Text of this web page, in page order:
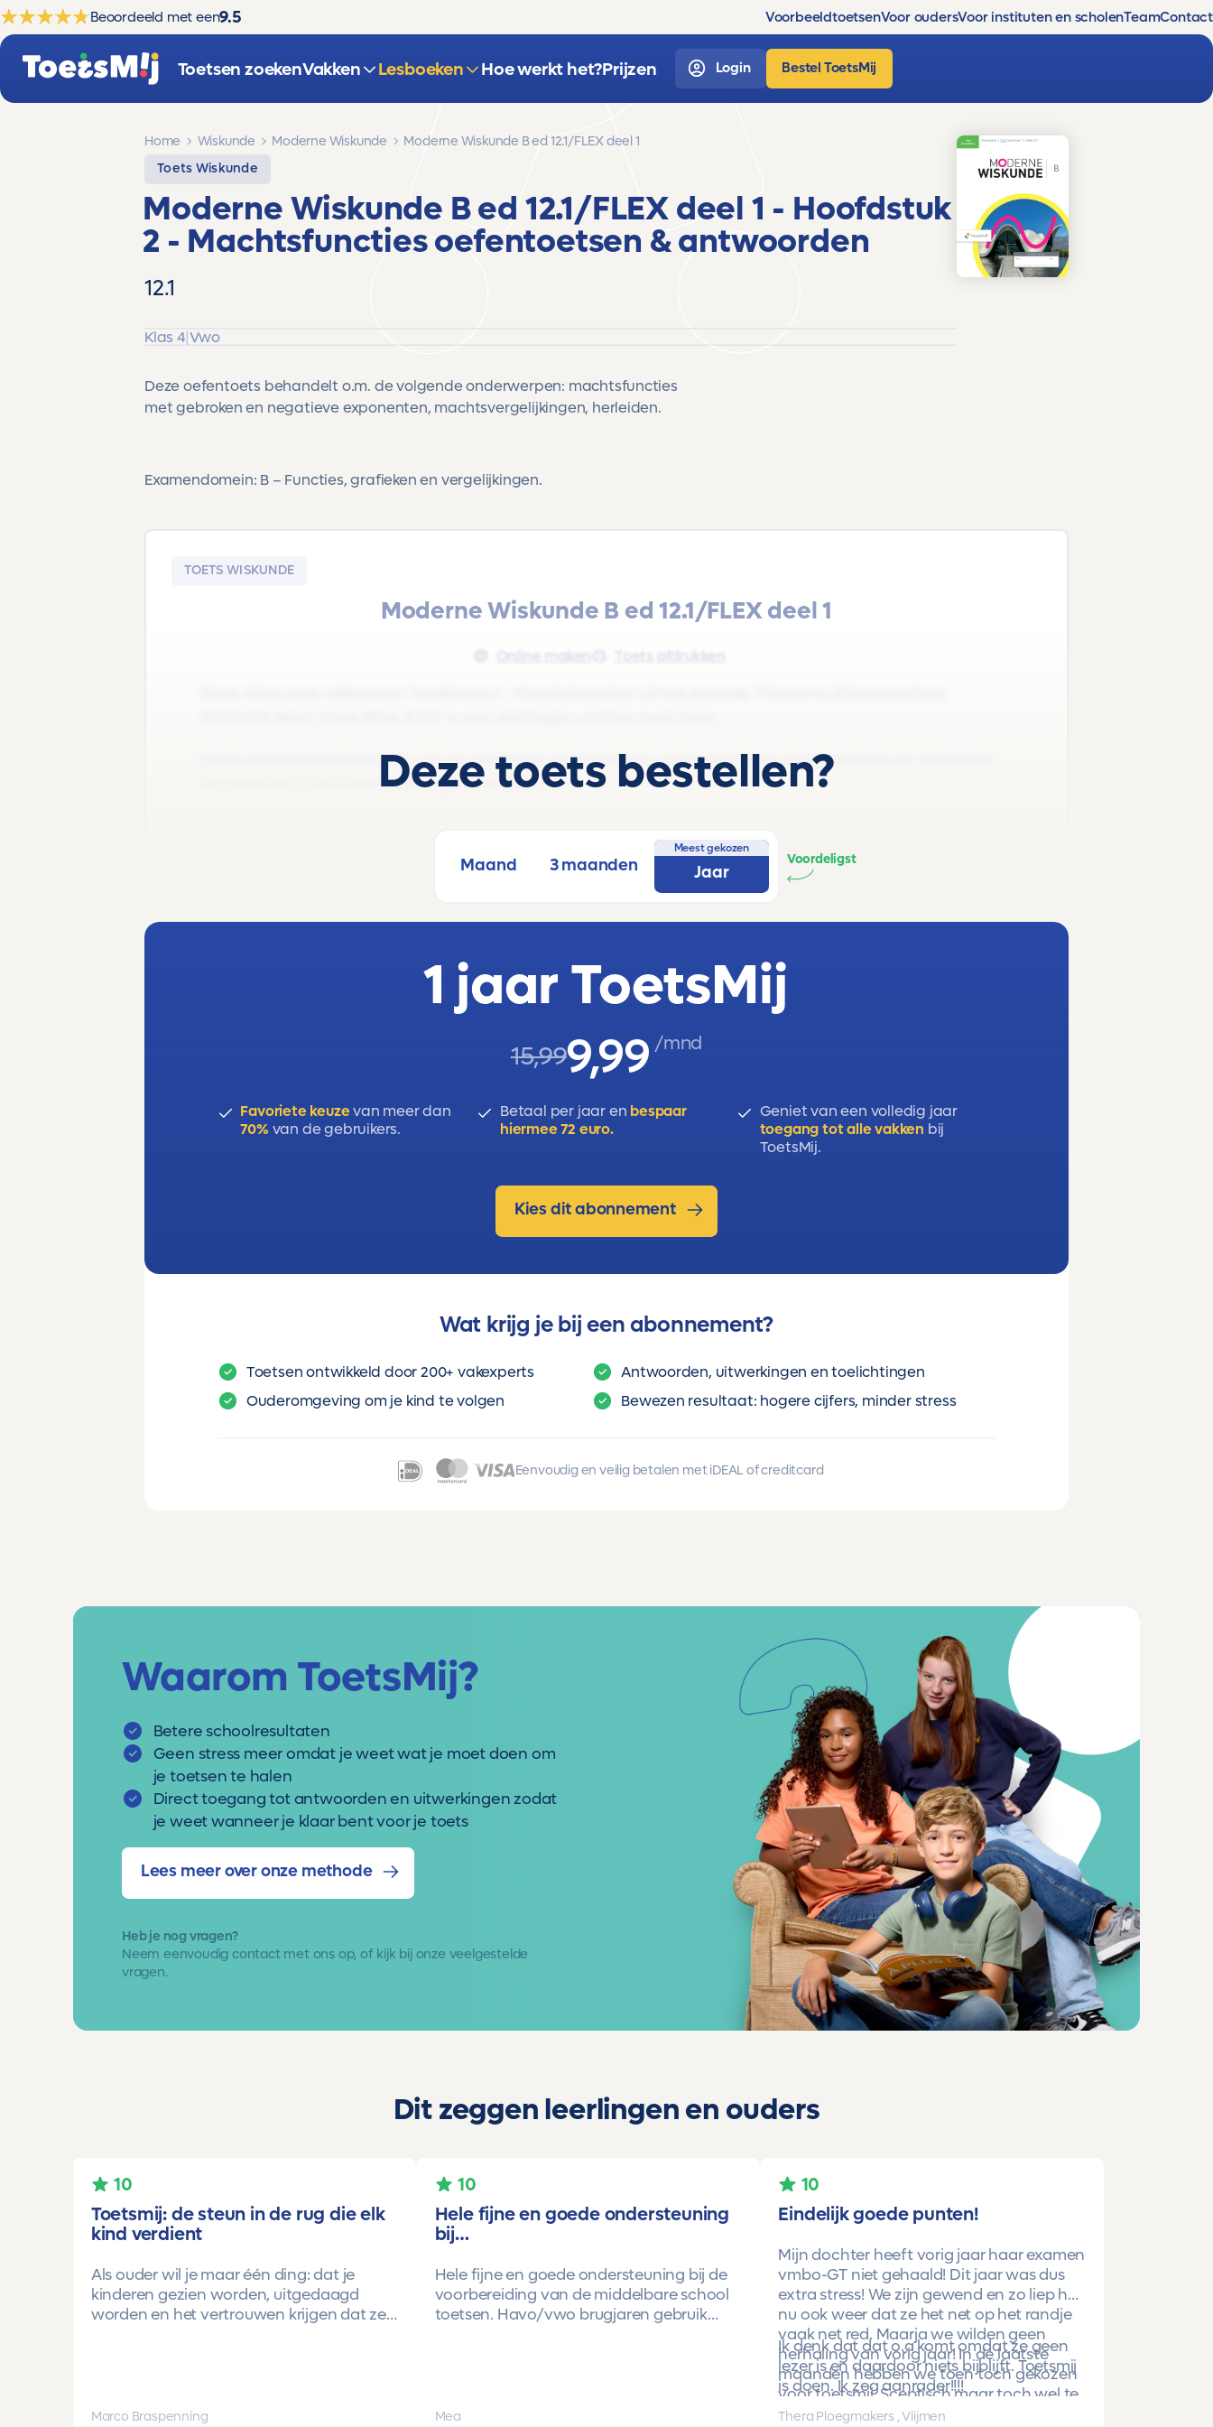
Beoordeeld met een9.5 VoorbeeldtoetsenVoor oudersVoor instituten en scholenTeamContact
Toetsen zoekenVakken Lesboeken Hoe werkt het?Prijzen Login Bestel ToetsMij
Home Wiskunde Moderne Wiskunde
Moderne Wiskunde B ed 12.1/FLEX deel 1
Toets Wiskunde
Moderne Wiskunde B ed 12.1/FLEX deel 1 - Hoofdstuk
2 - Machtsfunctiesoefentoetsen & antwoorden
12.1
Klas 4|Vwo
Deze oefentoets behandelt o.m. de volgende onderwerpen: machtsfuncties
met gebroken en negatieve exponenten, machtsvergelijkingen, herleiden.
Examendomein: B – Functies, grafieken en vergelijkingen.
TOETS WISKUNDE
Moderne Wiskunde B ed 12.1/FLEX deel 1
Online maken Toets afdrukken
Deze oefentoets behandelt o.m. de volgende onderwerpen: machtsfuncties met gebroken en negatieve
exponenten, machtsvergelijkingen, herleiden.
Examendomein: B – Functies, grafieken en vergelijkingen.
Deze toets bestellen?
Maand 3 maanden
Meest gekozen
Jaar
Voordeligst
1 jaar ToetsMij
15,999,99 /mnd
Favoriete keuzevan meer dan
70%van de gebruikers.
Betaal per jaar en bespaar
hiermee 72 euro.
Geniet van een volledig jaar
toegang tot alle vakken bij
ToetsMij.
Kies dit abonnement
Wat krijg je bij een abonnement?
Toetsen ontwikkeld door 200+ vakexperts
Antwoorden, uitwerkingen en toelichtingen
Ouderomgeving om je kind te volgen
Bewezen resultaat: hogere cijfers, minder stress
Eenvoudig en veilig betalen met iDEAL of creditcard
Waarom ToetsMij?
Betere schoolresultaten
Geen stress meer omdat je weet wat je moet doen om
je toetsen te halen
Direct toegang tot antwoorden en uitwerkingen zodat
je weet wanneer je klaar bent voor je toets
Lees meer over onze methode
Heb je nog vragen?
Neem eenvoudigcontact met ons op, of kijk bij onze veelgestelde
vragen.
Dit zeggen leerlingen en ouders
10
Toetsmij: de steun in de rug die elk
kind verdient
Als ouder wil je maar één ding: dat je
kinderen gezien worden, uitgedaagd
worden en het vertrouwen krijgen dat ze
Onze oudste dochter begon ooit op
Marco Braspenning
10
Hele fijne en goede ondersteuning
bij…
Hele fijne en goede ondersteuning bij de
voorbereiding van de middelbare school
toetsen. Havo/vwo brugjaren gebruik
opgebouwd. Goede snelle communicatie
Mea
10
Eindelijk goede punten!
Mijn dochter heeft vorig jaar haar examen
vmbo-GT niet gehaald! Dit jaar was dus
extra stress! We zijn gewend en zo liep het
nu ook weer dat ze het net op het randje
vaak net red. Maarja we wilden geen
herhaling van vorig jaar! In de laatste
maanden hebben we toen toch gekozen
voor toetsmij. Sceptisch maar toch wel te
proberen. En nu is ze gewoon geslaagd
Ik denk dat dat o.a komt omdat ze geen
lezer is en daardoor niets bijblijft. Toetsmij
is doen. Ik zeg aanrader!!!!
Thera Ploegmakers , Vlijmen